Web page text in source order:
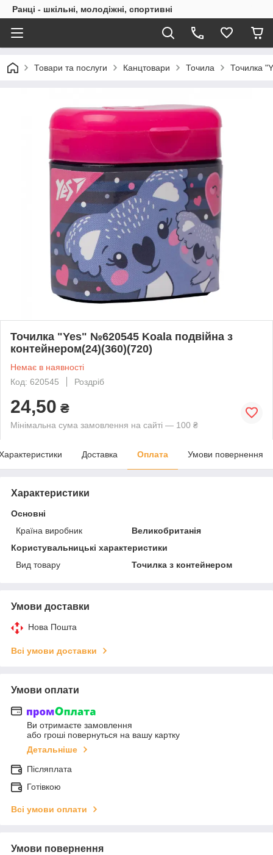
Ранці - шкільні, молодіжні, спортивні
Товари та послуги Канцтовари Точила Точилка
Точилка "Yes" №620545 Koala подвійна з
контейнером(24)(360)(720)
Немає в наявності
Код: 620545
Роздріб
24,50 ₴
Мінімальна сума замовлення на сайті — 100 ₴
Доставка Оплата Умови повернення
Характеристики
Основні
Країна виробник
Великобританія
Користувальницькі характеристики
Вид товару
Точилка з контейнером
Умови доставки
Нова Пошта
Всі умови доставки
Умови оплати
Ви отримаєте замовлення
або гроші повернуться на вашу картку
Детальніше
Післяплата
Готівкою
Всі умови оплати
Умови повернення